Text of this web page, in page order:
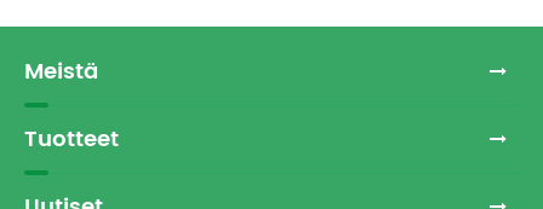
Meistä
Tuotteet